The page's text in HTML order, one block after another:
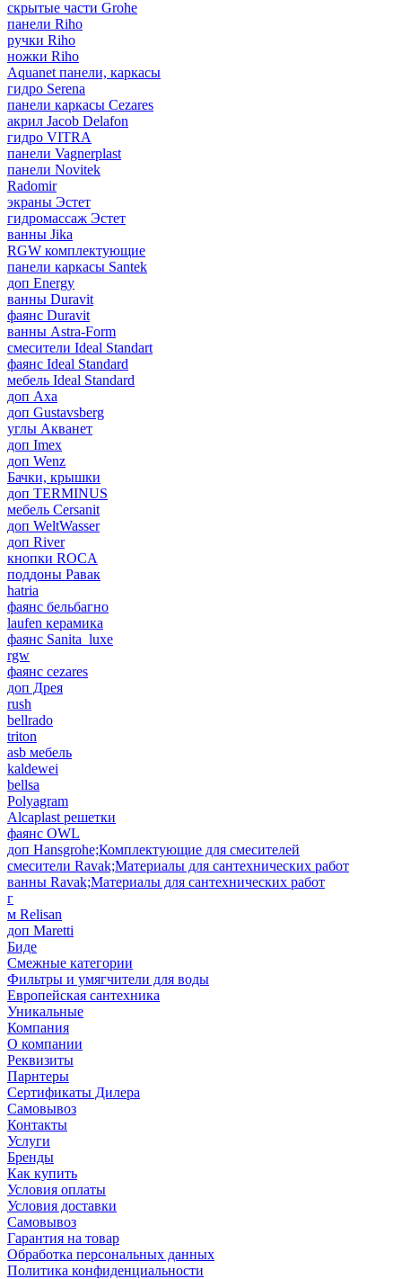
скрытые части Grohe
панели Riho
ручки Riho
ножки Riho
Aquanet панели, каркасы
гидро Serena
панели каркасы Cezares
акрил Jacob Delafon
гидро VITRA
панели Vagnerplast
панели Novitek
Radomir
экраны Эстет
гидромассаж Эстет
ванны Jika
RGW комплектующие
панели каркасы Santek
доп Energy
ванны Duravit
фаянс Duravit
ванны Astra-Form
смесители Ideal Standart
фаянс Ideal Standard
мебель Ideal Standard
доп Axa
доп Gustavsberg
углы Акванет
доп Imex
доп Wenz
Бачки, крышки
доп TERMINUS
мебель Cersanit
доп WeltWasser
доп River
кнопки ROCA
поддоны Равак
hatria
фаянс бельбагно
laufen керамика
фаянс Sanita_luxe
rgw
фаянс cezares
доп Дрея
rush
bellrado
triton
asb мебель
kaldewei
bellsa
Polyagram
Alcaplast решетки
фаянс OWL
доп Hansgrohe;Комплектующие для смесителей
смесители Ravak;Материалы для сантехнических работ
ванны Ravak;Материалы для сантехнических работ
г
м Relisan
доп Maretti
Биде
Смежные категории
Фильтры и умягчители для воды
Европейская сантехника
Уникальные
Компания
О компании
Реквизиты
Парнтеры
Сертификаты Дилера
Самовывоз
Контакты
Услуги
Бренды
Как купить
Условия оплаты
Условия доставки
Самовывоз
Гарантия на товар
Обработка персональных данных
Политика конфиденциальности